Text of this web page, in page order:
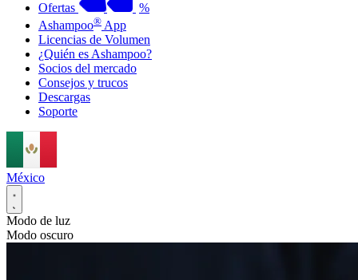
Ofertas
%
Ashampoo® App
Licencias de Volumen
¿Quién es Ashampoo?
Socios del mercado
Consejos y trucos
Descargas
Soporte
México
Modo de luz
Modo oscuro